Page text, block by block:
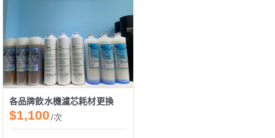
各品牌飲水機濾芯耗材更換
$1,100/次